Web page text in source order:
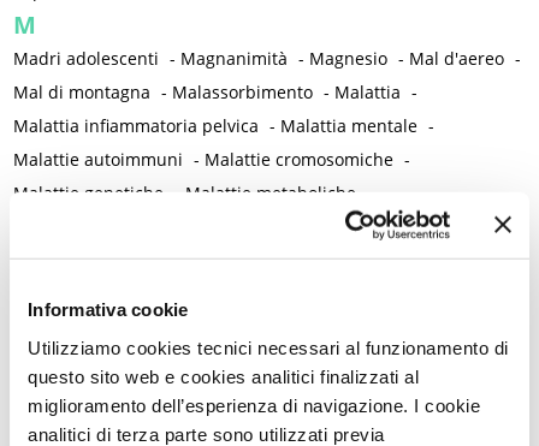
Informativa cookie
Utilizziamo cookies tecnici necessari al funzionamento di
questo sito web e cookies analitici finalizzati al
miglioramento dell’esperienza di navigazione. I cookie
analitici di terza parte sono utilizzati previa
M
Madri adolescenti - Magnanimità - Magnesio - Mal d'aereo -
Mal di montagna - Malassorbimento - Malattia -
Malattia infiammatoria pelvica - Malattia mentale -
Malattie autoimmuni - Malattie cromosomiche -
Malattie genetiche
Malattie metaboliche
Malattie reumatiche -
Malattie sessualmente trasmesse -Male -Malformazioni -
Mastodinia / Mastalgia
-Mastopatia fibrocistica -Maternità
Matrimonio non consumato
Medicina
Medicina di genere
Medicina di precisione -Medicina occidentale